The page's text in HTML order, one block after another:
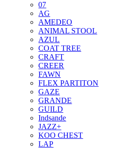
07
AG
AMEDEO
ANIMAL STOOL
AZUL
COAT TREE
CRAFT
CREER
FAWN
FLEX PARTITON
GAZE
GRANDE
GUILD
Indsande
JAZZ+
KOO CHEST
LAP